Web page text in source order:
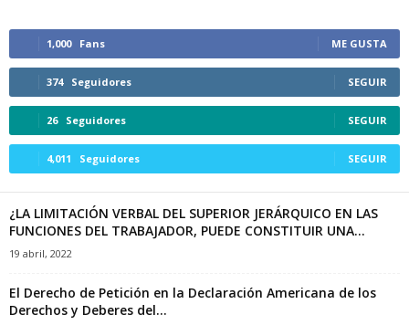
1,000 Fans ME GUSTA
374 Seguidores SEGUIR
26 Seguidores SEGUIR
4,011 Seguidores SEGUIR
¿LA LIMITACIÓN VERBAL DEL SUPERIOR JERÁRQUICO EN LAS
FUNCIONES DEL TRABAJADOR, PUEDE CONSTITUIR UNA...
19 abril, 2022
El Derecho de Petición en la Declaración Americana de los
Derechos y Deberes del...